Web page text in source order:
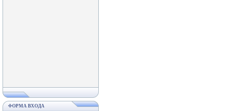
ФОРМА ВХОДА